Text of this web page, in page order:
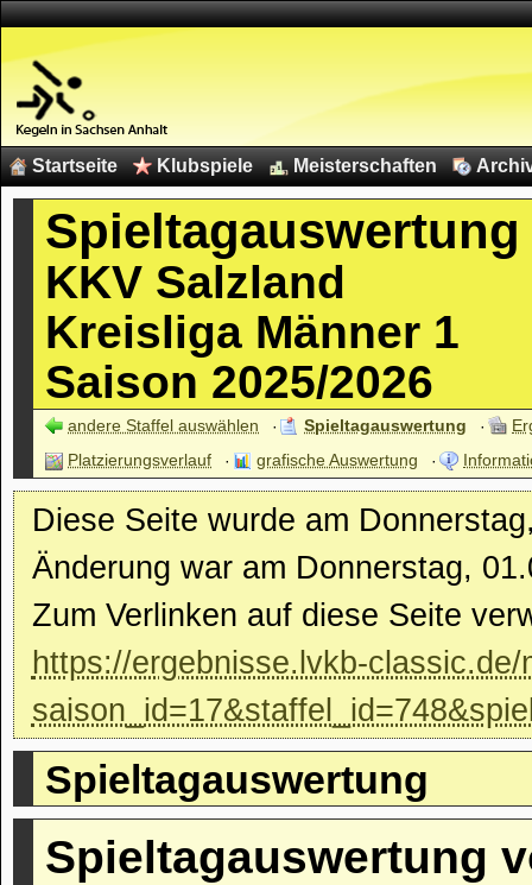
Startseite Klubspiele Meisterschaften
Spieltagauswertung
KKV Salzland
Kreisliga Männer 1
Saison 2025/2026
andere Staffel auswählen Spieltagauswertung
Platzierungsverlauf
grafische Auswertung
Diese Seite wurde am
Änderung war am Donnerstag,
Zum Verlinken auf diese Seite
https://ergebnisse.lvkb-
Spieltagauswertung
Spieltagauswertung